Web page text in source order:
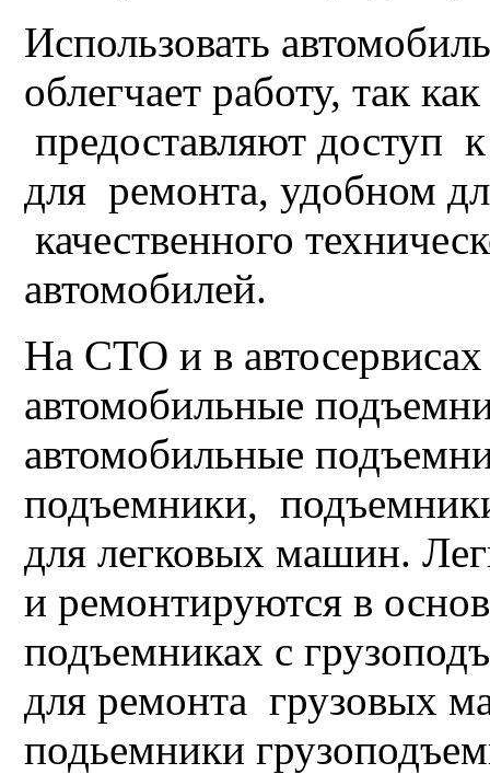
Использовать
облегчает работу, так
предоставляют доступ
для ремонта, удобном
качественного
автомобилей.
На СТО и в
автомобильные
автомобильные
подъемники,
для легковых машин.
и ремонтируются в
подъемниках с
для ремонта грузовых
подьемники